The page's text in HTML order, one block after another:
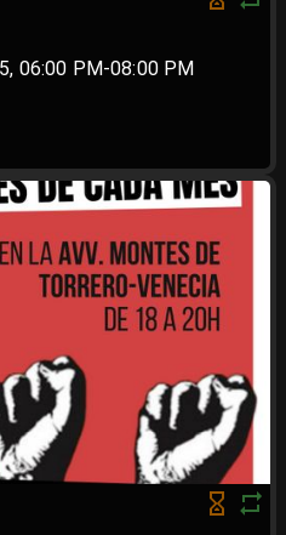
06:00 PM-08:00 PM